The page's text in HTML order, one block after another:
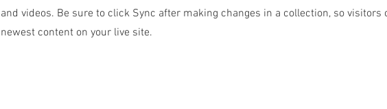
and videos. Be sure to click Sync after making changes in a collection, so visitors
newest content on your live site.